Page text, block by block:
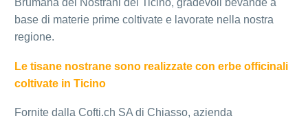
Brumana dei Nostrani del Ticino, gradevoli bevande a
base di materie prime coltivate e lavorate nella nostra
regione.
Le tisane nostrane sono realizzate con erbe officinali
coltivate in Ticino
Fornite dalla Cofti.ch SA di Chiasso, azienda